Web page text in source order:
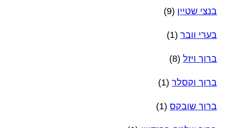
בנצי שטיין (9)
בערי וובר (1)
ברוך ויזל (8)
ברוך וקסלר (1)
ברוך שובקס (1)